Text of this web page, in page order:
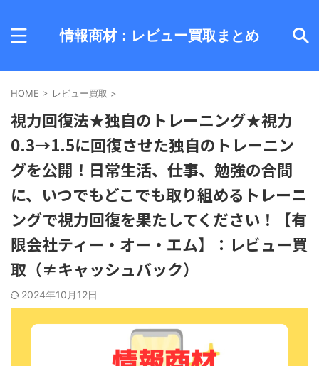
情報商材：レビュー買取まとめ
HOME > レビュー買取 >
視力回復法★独自のトレーニング★視力
0.3→1.5に回復させた独自のトレーニン
グを公開！日常生活、仕事、勉強の合間
に、いつでもどこでも取り組めるトレーニ
ングで視力回復を果たしてください！【有
限会社ティー・オー・エム】：レビュー買
取（≠キャッシュバック）
2024年10月12日